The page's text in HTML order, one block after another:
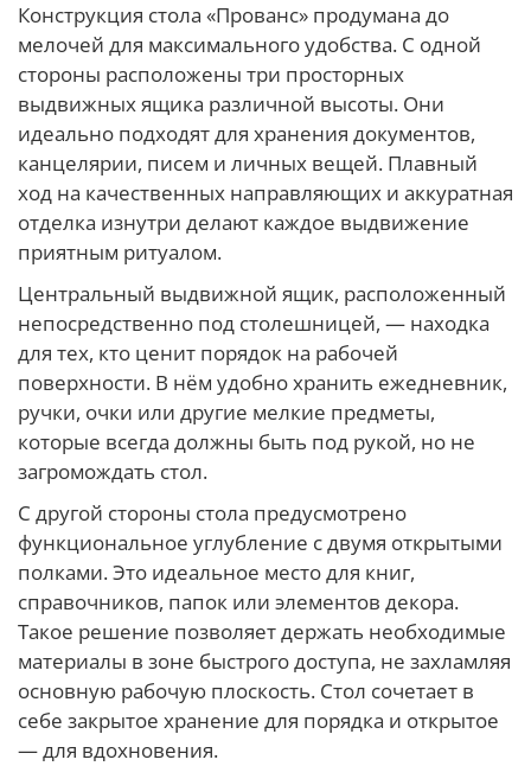
Конструкция стола «Прованс» продумана до
мелочей для максимального удобства. С одной
стороны расположены три просторных
выдвижных ящика различной высоты. Они
идеально подходят для хранения документов,
канцелярии, писем и личных вещей. Плавный
ход на качественных направляющих и аккуратная
отделка изнутри делают каждое выдвижение
приятным ритуалом.
Центральный выдвижной ящик, расположенный
непосредственно под столешницей, — находка
для тех, кто ценит порядок на рабочей
поверхности. В нём удобно хранить ежедневник,
ручки, очки или другие мелкие предметы,
которые всегда должны быть под рукой, но не
загромождать стол.
С другой стороны стола предусмотрено
функциональное углубление с двумя открытыми
полками. Это идеальное место для книг,
справочников, папок или элементов декора.
Такое решение позволяет держать необходимые
материалы в зоне быстрого доступа, не захламляя
основную рабочую плоскость. Стол сочетает в
себе закрытое хранение для порядка и открытое
— для вдохновения.